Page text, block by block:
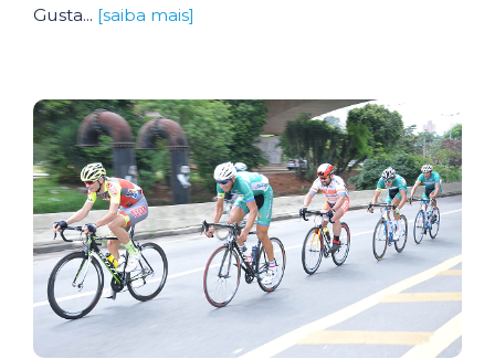
Gusta... [saiba mais]